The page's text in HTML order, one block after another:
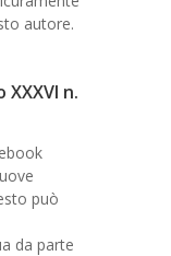
autore.
n.
può
da parte